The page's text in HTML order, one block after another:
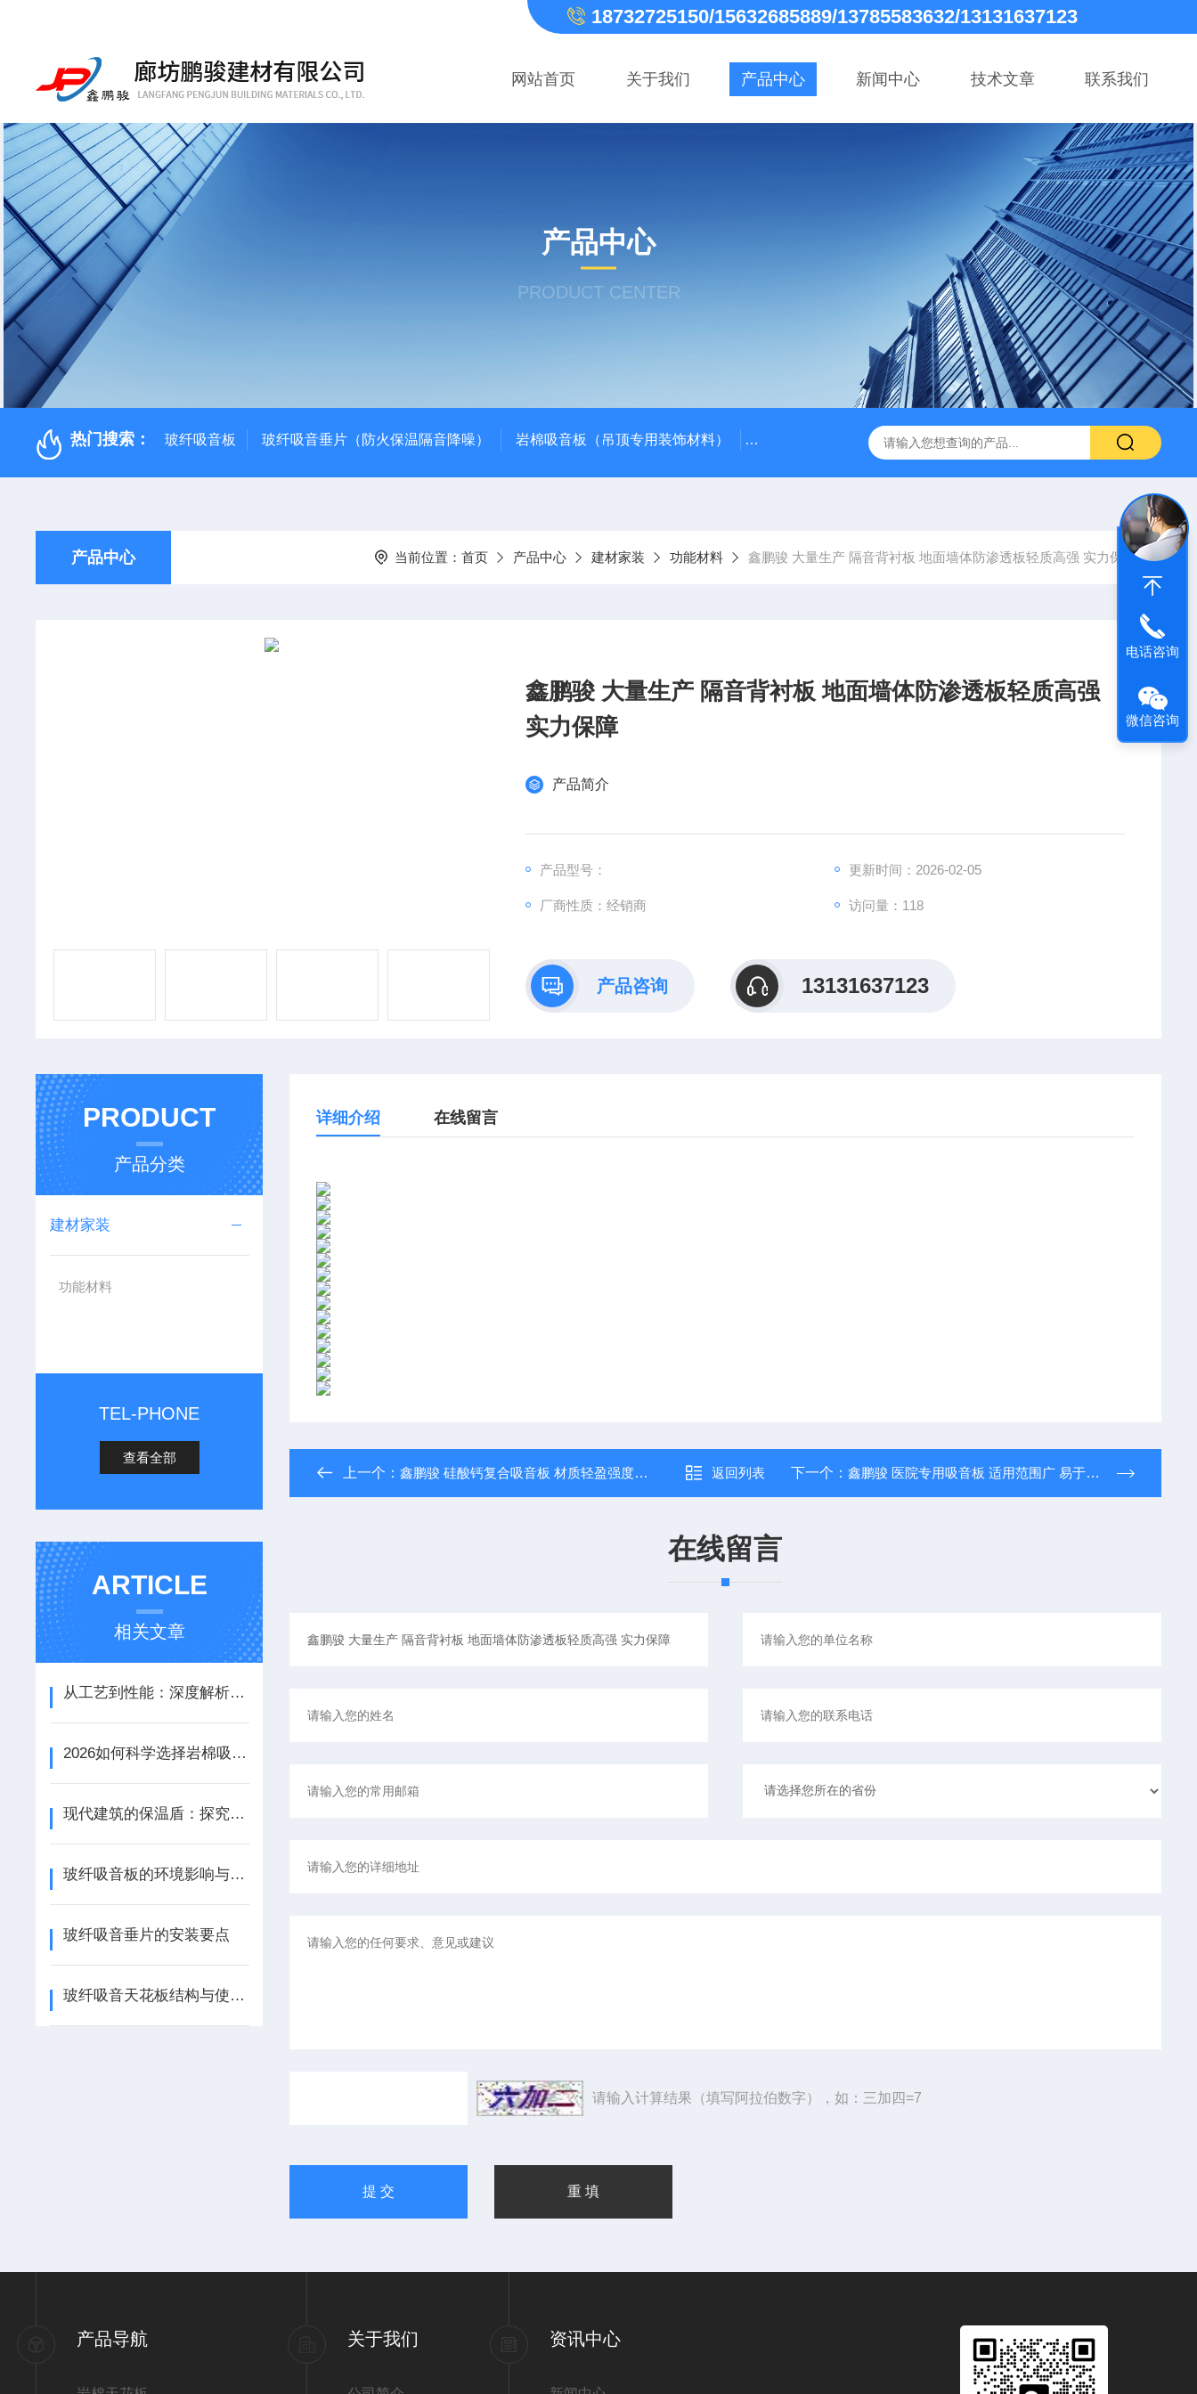
18732725150/15632685889/13785583632/13131637123
网站首页 关于我们 产品中心 新闻中心 技术文章 联系我们
产品中心
PRODUCT CENTER
热门搜索： 玻纤吸音板 玻纤吸音垂片（防火保温隔音降噪） 岩棉吸音板（吊顶专用装饰材料） 600*600 600*1200鑫鹏骏 岩棉天花板 防火抗下陷 吸音吊顶 玻纤
产品中心 当前位置： 首页 产品中心 建材家装 功能材料 鑫鹏骏 大量生产 隔音背衬板 地面墙体防渗透板轻质高强 实力保障
鑫鹏骏 大量生产 隔音背衬板 地面墙体防渗透板轻质高强
实力保障
产品简介
产品型号： 更新时间：2026-02-05
厂商性质：经销商 访问量：118
产品咨询 13131637123
PRODUCT
产品分类
建材家装
功能材料
TEL-PHONE
查看全部
ARTICLE
相关文章
从工艺到性能：深度解析铝天花吸音板的结构优势与应用场景
2026如何科学选择岩棉吸音板：性能参数、安装工艺与场景适配
现代建筑的保温盾：探究岩棉天花板的节能特性
玻纤吸音板的环境影响与可持续性探讨
玻纤吸音垂片的安装要点
玻纤吸音天花板结构与使用要点
详细介绍 在线留言
上一个：鑫鹏骏 硅酸钙复合吸音板 材质轻盈强度高 保温隔热好 大量批发 返回列表 下一个： 鑫鹏骏 医院专用吸音板 适用范围广 易于清洁色彩丰富 大量生产
在线留言
请输入计算结果（填写阿拉伯数字），如：三加四=7
产品导航 关于我们 资讯中心
电话咨询
微信咨询